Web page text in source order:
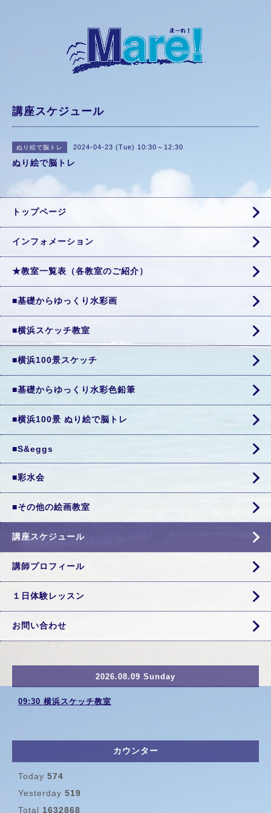
講座スケジュール
ぬり絵で脳トレ 2024-04-23 (Tue) 10:30～12:30
ぬり絵で脳トレ
トップページ
インフォメーション
★教室一覧表（各教室のご紹介）
■基礎からゆっくり水彩画
■横浜スケッチ教室
■横浜100景スケッチ
■基礎からゆっくり水彩色鉛筆
■横浜100景 ぬり絵で脳トレ
■S&eggs
■彩水会
■その他の絵画教室
講座スケジュール
講師プロフィール
１日体験レッスン
お問い合わせ
2026.08.09 Sunday
09:30 横浜スケッチ教室
カウンター
Today 574
Yesterday 519
Total 1632868